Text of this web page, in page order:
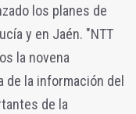
los planes de
y en Jaén. "NTT
la novena
la información del
de la